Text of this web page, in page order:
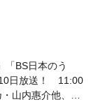
「BS日本のう
日放送！ 11:00
山内惠介他、